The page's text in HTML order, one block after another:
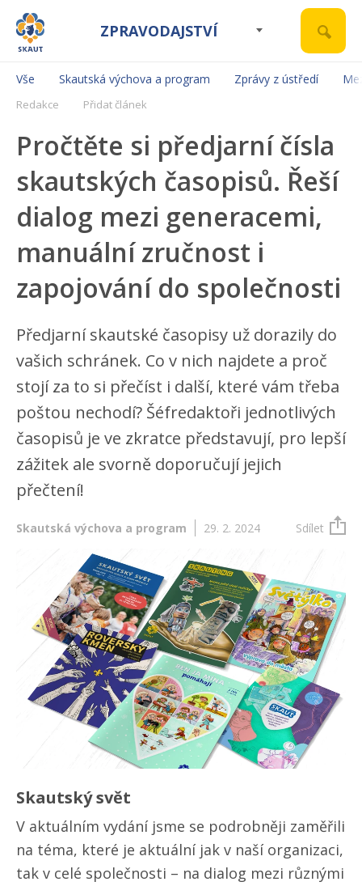
ZPRAVODAJSTVÍ
Vše Skautská výchova a program Zprávy z ústředí
Redakce Přidat článek
Pročtěte si předjarní čísla
skautských časopisů. Řeší
dialog mezi generacemi,
manuální zručnost i
zapojování do společnosti
Předjarní skautské časopisy už dorazily do
vašich schránek. Co v nich najdete a proč
stojí za to si přečíst i další, které vám třeba
poštou nechodí? Šéfredaktoři jednotlivých
časopisů je ve zkratce představují, pro lepší
zážitek ale svorně doporučují jejich
přečtení!
Skautská výchova a program 29. 2. 2024 Sdílet
Skautský svět
V aktuálním vydání jsme se podrobněji zaměřili
na téma, které je aktuální jak v naší organizaci,
tak v celé společnosti – na dialog mezi různými